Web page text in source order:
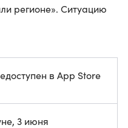
регионе». Ситуацию
в App Store
3 июня